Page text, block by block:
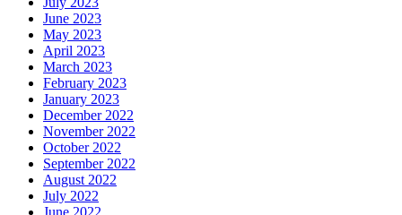
June 2023
May 2023
April 2023
March 2023
February 2023
January 2023
December 2022
November 2022
October 2022
September 2022
August 2022
July 2022